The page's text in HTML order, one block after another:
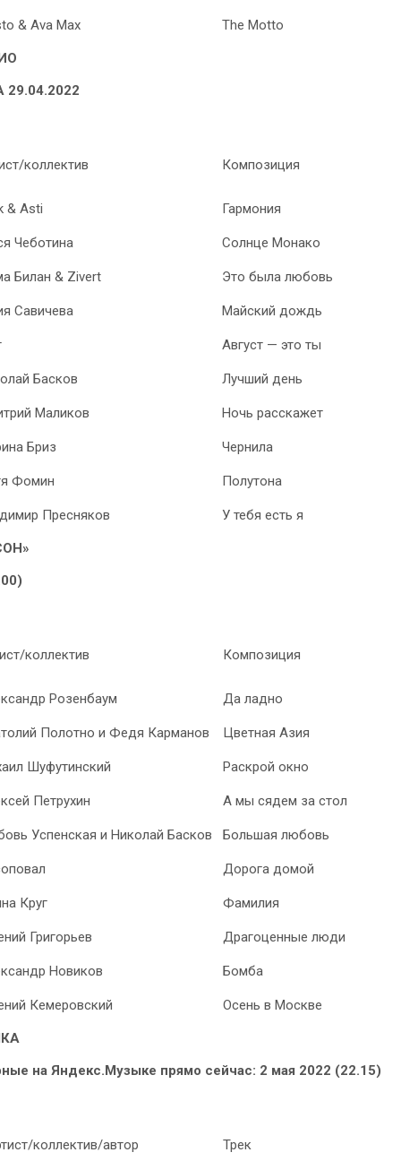
& Ava Max The Motto
коллектив Композиция
& Asti Гармония
Чеботина Солнце Монако
Билан & Zivert Это была любовь
Савичева Майский дождь
Август — это ты
Басков Лучший день
Маликов Ночь расскажет
Бриз Чернила
Фомин Полутона
Пресняков У тебя есть я
коллектив Композиция
Розенбаум Да ладно
Полотно и Федя Карманов Цветная Азия
Шуфутинский Раскрой окно
Петрухин А мы сядем за стол
Успенская и Николай Басков Большая любовь
Дорога домой
Круг Фамилия
Григорьев Драгоценные люди
Новиков Бомба
Кемеровский Осень в Москве
на Яндекс.Музыке прямо сейчас: 2 мая 2022 (22.15)
коллектив/автор Трек